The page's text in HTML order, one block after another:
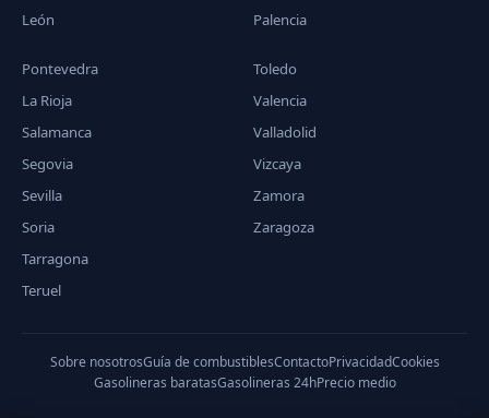
León
Palencia
Pontevedra
La Rioja
Salamanca
Segovia
Sevilla
Soria
Tarragona
Teruel
Toledo
Valencia
Valladolid
Vizcaya
Zamora
Zaragoza
Sobre nosotrosGuía de combustiblesContactoPrivacidadCookies
Gasolineras baratasGasolineras 24hPrecio medio